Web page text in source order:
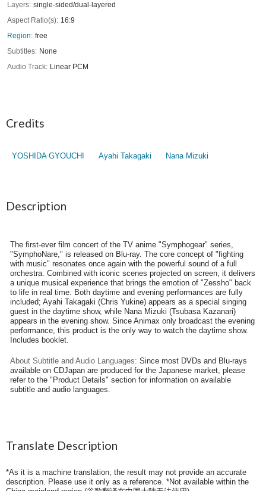
Layers single-sided/dual-layered
Aspect Ratio(s)
16:9
Region
free
Subtitles
None
Audio Track
Linear PCM
Credits
YOSHIDA GYOUCHI Ayahi Takagaki Nana Mizuki
Description
The first-ever film concert of the TV anime "Symphogear" series,
"SymphoNare," is released on Blu-ray. The core concept of "fighting
with music" resonates once again with the powerful sound of a full
orchestra. Combined with iconic scenes projected on screen, it delivers
a unique musical experience that brings the emotion of "Zessho" back
to life in real time. Both daytime and evening performances are fully
included; Ayahi Takagaki (Chris Yukine) appears as a special singing
guest in the daytime show, while Nana Mizuki (Tsubasa Kazanari)
appears in the evening show. Since Animax only broadcast the evening
performance, this product is the only way to watch the daytime show.
Includes booklet.
About Subtitle and Audio Languages: Since most DVDs and Blu-rays
available on CDJapan are produced for the Japanese market, please
refer to the "Product Details" section for information on available
subtitle and audio languages.
Translate Description
*As it is a machine translation, the result may not provide an accurate
description. Please use it only as a reference. *Not available within the